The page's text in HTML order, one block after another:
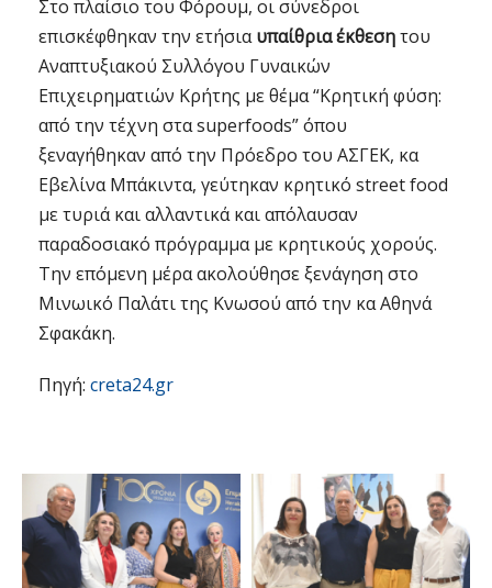
Στο πλαίσιο του Φόρουμ, οι σύνεδροι
επισκέφθηκαν την ετήσιαυπαίθρια έκθεσητου
Αναπτυξιακού Συλλόγου Γυναικών
Επιχειρηματιών Κρήτης με θέμα “Κρητική φύση:
από την τέχνη στα superfoods” όπου
ξεναγήθηκαν από την Πρόεδρο του ΑΣΓΕΚ, κα
Εβελίνα Μπάκιντα, γεύτηκαν κρητικό street food
με τυριά και αλλαντικά και απόλαυσαν
παραδοσιακό πρόγραμμα με κρητικούς χορούς.
Την επόμενη μέρα ακολούθησε ξενάγηση στο
Μινωικό Παλάτι της Κνωσού από την κα Αθηνά
Σφακάκη.
Πηγή: creta24.gr